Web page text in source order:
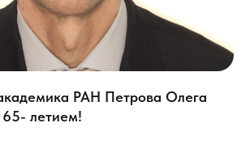
РАН Петрова Олега
летием!